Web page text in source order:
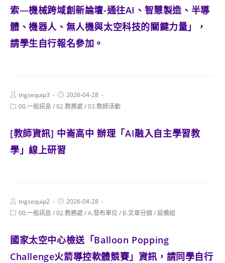
索—機械跨域創新論壇-通往AI、智慧製造、半導
體、機器人、無人機與太空科技的關鍵力量」，
請學生自行報名參加。
Post
author:
tngsequip3
Post
published:
2026-04-28
Post00.一般訊息 /02.教務處 /03.教師活動
[教師資訊] 中崙高中 辦理「AI融入自主學習教
學」線上研習
Post
author:
tngsequip2
Post
published:
2026-04-28
Post00.一般訊息 /02.教務處 /A.發布單位/ B.文章分類/設備組
國家太空中心檢送「Balloon Popping
Challenge火箭導控軟體競賽」資訊，請同學自行